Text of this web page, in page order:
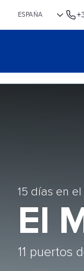
15 días en
El
11 puertos